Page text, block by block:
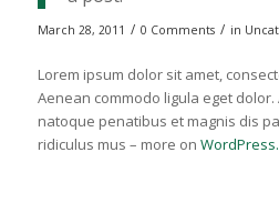
March 28, 2011 / 0 Comments / in
Lorem ipsum dolor sit amet,
Aenean commodo ligula eget
natoque penatibus et magnis dis
ridiculus mus – more on